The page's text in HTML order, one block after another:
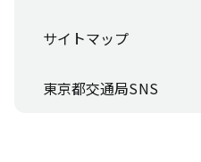
サイトマップ
東京都交通局SNS